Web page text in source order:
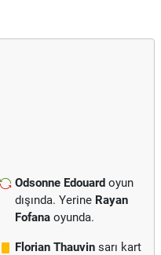
Odsonne Edouard oyun
dışında. Yerine Rayan
Fofana oyunda.
Florian Thauvin sarı kart